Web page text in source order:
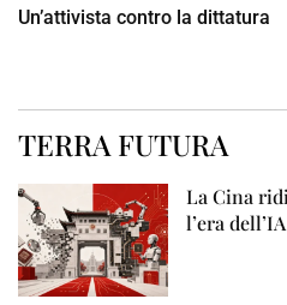
Un’attivista contro la dittatura
TERRA FUTURA
La Cina
l’era dell’IA